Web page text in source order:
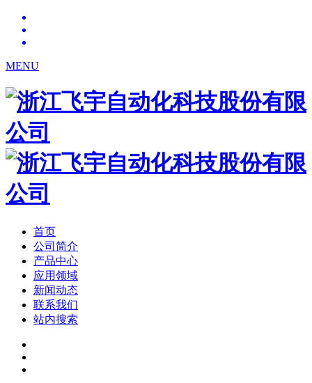
MENU
首页
公司简介
产品中心
应用领域
新闻动态
联系我们
站内搜索